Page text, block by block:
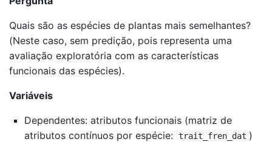
Quais são as espécies de plantas mais semelhantes?
(Neste caso, sem predição, pois representa uma
avaliação exploratória com as características
funcionais das espécies).
Variáveis
Dependentes: atributos funcionais (matriz de
atributos contínuos por espécie: trait_fren_dat )